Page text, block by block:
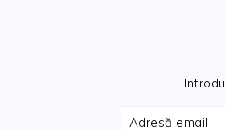
Adresă